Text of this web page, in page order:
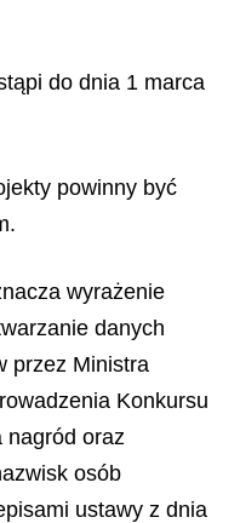
do dnia 1 marca
powinny być
wyrażenie
danych
przez Ministra
Konkursu
nagród oraz
osób
ustawy z dnia